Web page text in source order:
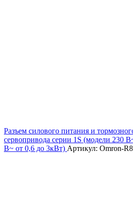
Разъем силового питания и
сервопривода серии 1S (модели 230
В~ от 0,6 до 3кВт) Артикул: Omron-